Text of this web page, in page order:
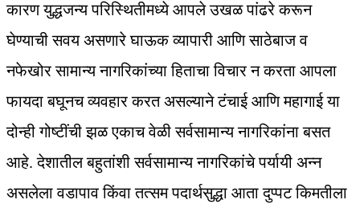
कारण युद्धजन्य परिस्थितीमध्ये आपले उखळ पांढरे करून
घेण्याची सवय असणारे घाऊक व्यापारी आणि साठेबाज व
नफेखोर सामान्य नागरिकांच्या हिताचा विचार न करता आपला
फायदा बघूनच व्यवहार करत असल्याने टंचाई आणि महागाई या
दोन्ही गोष्टींची झळ एकाच वेळी सर्वसामान्य नागरिकांना बसत
आहे. देशातील बहुतांशी सर्वसामान्य नागरिकांचे पर्यायी अन्न
असलेला वडापाव किंवा तत्सम पदार्थसुद्धा आता दुप्पट किमतीला